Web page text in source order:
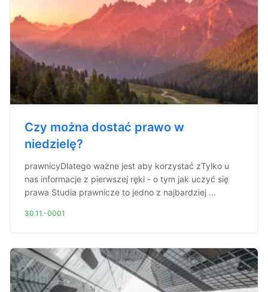
Czy można dostać prawo w
niedzielę?
prawnicyDlatego ważne jest aby korzystać zTylko u
nas informacje z pierwszej ręki - o tym jak uczyć się
prawa Studia prawnicze to jedno z najbardziej ...
30.11.-0001